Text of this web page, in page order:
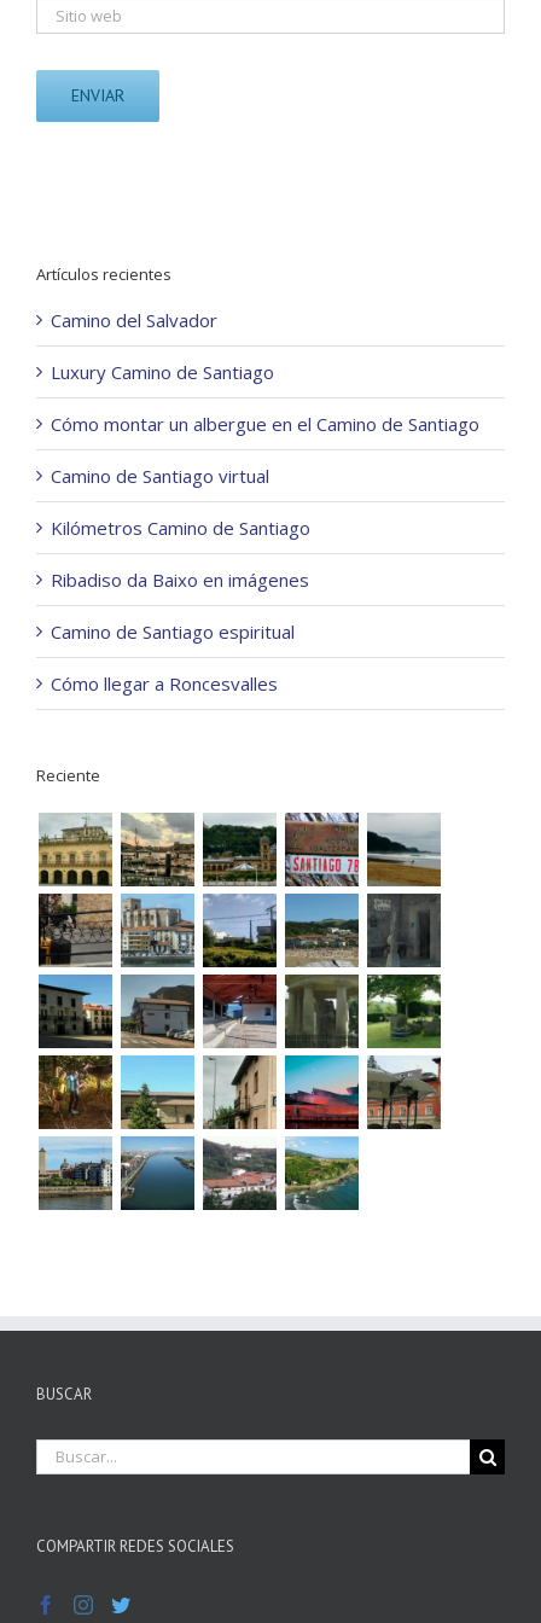
Artículos recientes
Camino del Salvador
Luxury Camino de Santiago
Cómo montar un albergue en el Camino de Santiago
Camino de Santiago virtual
Kilómetros Camino de Santiago
Ribadiso da Baixo en imágenes
Camino de Santiago espiritual
Cómo llegar a Roncesvalles
Reciente
BUSCAR
Buscar
COMPARTIR REDES SOCIALES